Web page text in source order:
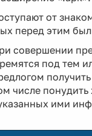
от
перед этим
совершении
под тем
числе понудить
ими